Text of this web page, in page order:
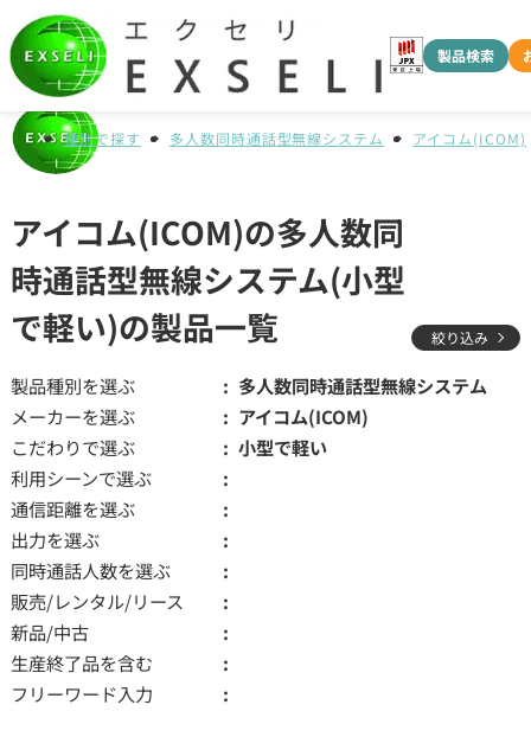
製品検索
種別で探す 多人数同時通話型無線システム アイコム(ICOM)
アイコム(ICOM)の多人数同
時通話型無線システム(小型
で軽い)の製品一覧
絞り込み
製品種別を選ぶ
多人数同時通話型無線システム
メーカーを選ぶ
アイコム(ICOM)
こだわりで選ぶ
小型で軽い
利用シーンで選ぶ
通信距離を選ぶ
出力を選ぶ
同時通話人数を選ぶ
販売/レンタル/リース
新品/中古
生産終了品を含む
フリーワード入力